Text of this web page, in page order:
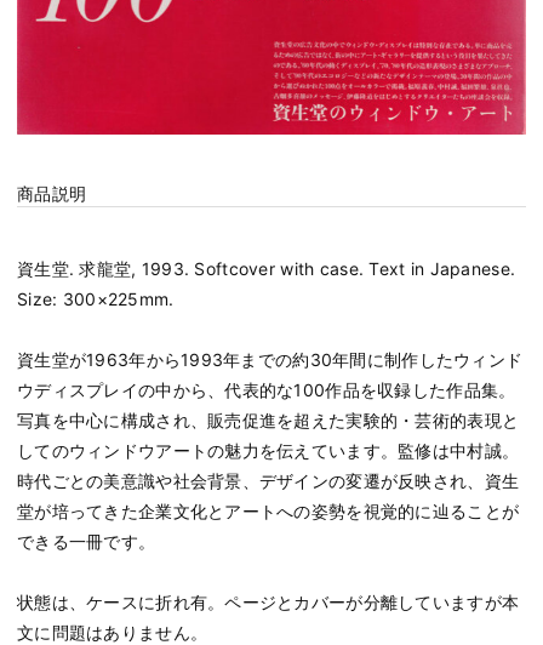
商品説明
資生堂. 求龍堂, 1993. Softcover with case. Text in Japanese.
Size: 300×225mm.
資生堂が1963年から1993年までの約30年間に制作したウィンド
ウディスプレイの中から、代表的な100作品を収録した作品集。
写真を中心に構成され、販売促進を超えた実験的・芸術的表現と
してのウィンドウアートの魅力を伝えています。監修は中村誠。
時代ごとの美意識や社会背景、デザインの変遷が反映され、資生
堂が培ってきた企業文化とアートへの姿勢を視覚的に辿ることが
できる一冊です。
状態は、ケースに折れ有。ページとカバーが分離していますが本
文に問題はありません。